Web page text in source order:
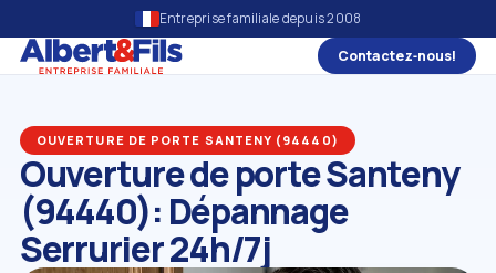
Entreprise familiale depuis 2008
Contactez‑nous!
OUVERTURE DE PORTE SANTENY (94440)
Ouverture de porte Santeny
(94440): Dépannage
Serrurier 24h/7j